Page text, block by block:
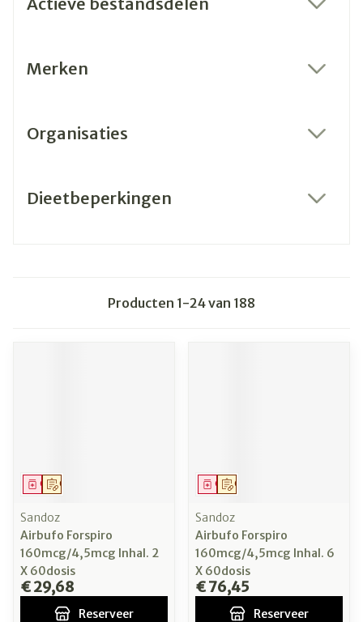
Merken
Organisaties
Dieetbeperkingen
Producten 1-24van 188
Op voorschrift
Geneesmiddel
Sandoz
Airbufo Forspiro
160mcg/4,5mcg Inhal. 2
X 60dosis
€ 29,68
Reserveer
Op voorschrift
Geneesmiddel
Sandoz
Airbufo Forspiro
160mcg/4,5mcg Inhal. 6
X 60dosis
€ 76,45
Reserveer